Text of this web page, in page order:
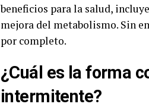
beneficios para la salud,
mejora del metabolismo. Sin
por completo.
¿Cuál es la forma
intermitente?